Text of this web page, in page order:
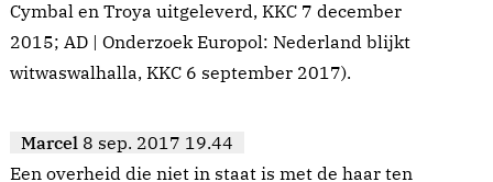
Cymbal en Troya uitgeleverd, KKC 7 december
2015; AD | Onderzoek Europol: Nederland blijkt
witwaswalhalla, KKC 6 september 2017).
Marcel 8 sep. 2017 19.44
Een overheid die niet in staat is met de haar ten